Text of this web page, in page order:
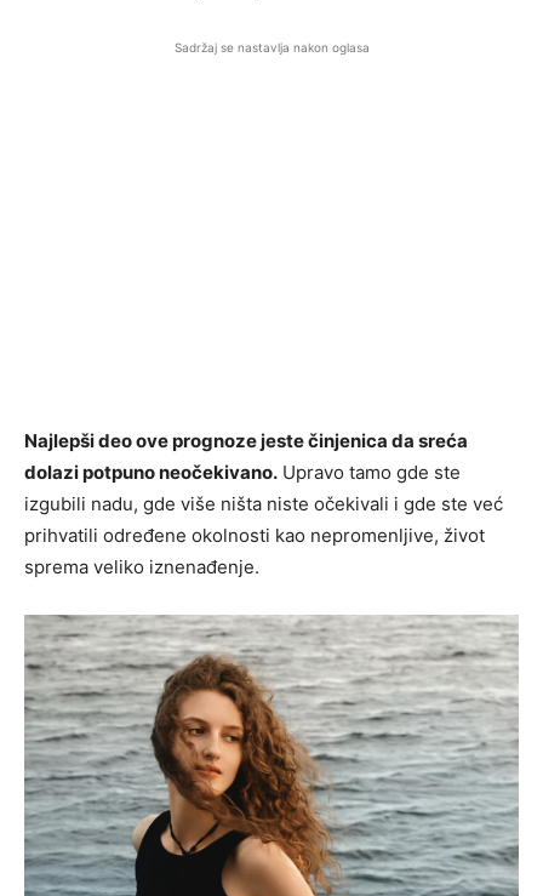
Sadržaj se nastavlja nakon oglasa
Najlepši deo ove prognoze jeste činjenica da sreća
dolazi potpuno neočekivano. Upravo tamo gde ste
izgubili nadu, gde više ništa niste očekivali i gde ste već
prihvatili određene okolnosti kao nepromenljive, život
sprema veliko iznenađenje.